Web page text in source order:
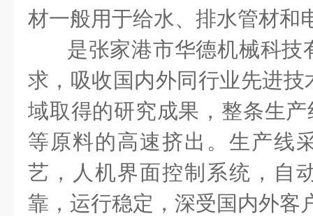
材一般用于给水、排水管材和
是张家港市华德机械科技
求，吸收国内外同行业先进
域取得的研究成果，整条生
等原料的高速挤出。生产线
艺，人机界面控制系统，自
靠，运行稳定，深受国内外客